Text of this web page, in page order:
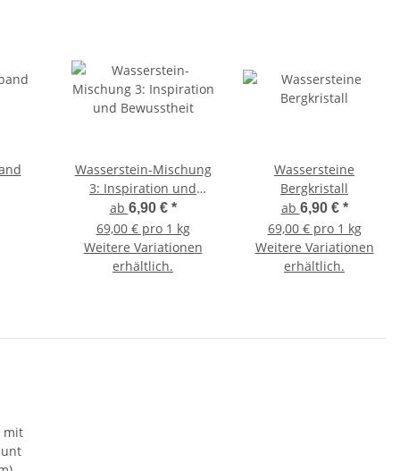
Wasserstein-Mischung
3: Inspiration und
Bewusstheit
ab 6,90 € *
69,00 € pro 1 kg
Weitere Variationen
erhältlich.
Wassersteine
Bergkristall
ab 6,90 € *
69,00 € pro 1 kg
Weitere Variationen
erhältlich.